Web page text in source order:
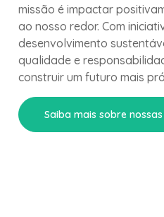
missão é impactar
ao nosso redor. Com
desenvolvimento
qualidade e
construir um futuro mais
Saiba mais sobre